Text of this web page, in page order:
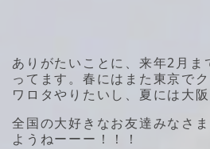
ありがたいことに、来年2月ま
ってます。春にはまた東京で
ワロタやりたいし、夏には大
全国の大好きなお友達みなさ
ようねーーー！！！